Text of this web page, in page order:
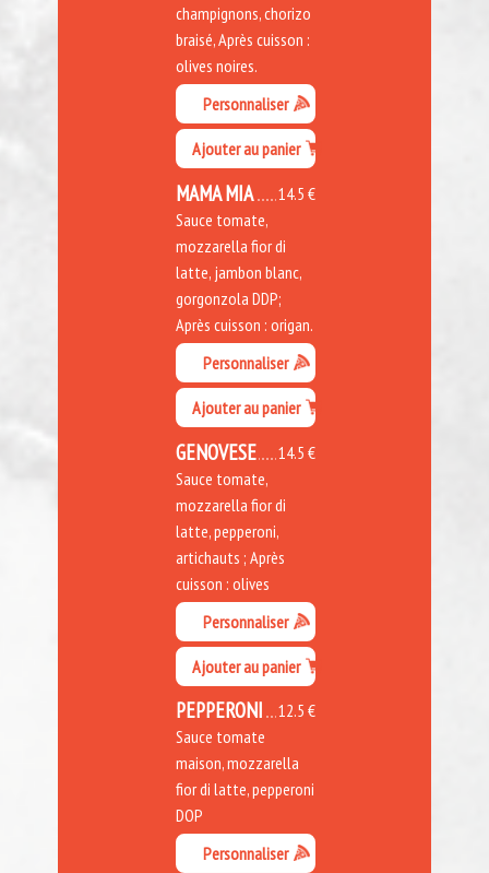
champignons, chorizo
braisé, Après cuisson :
olives noires.
Personnaliser
Ajouter au panier
14.5 €
MAMA MIA
Sauce tomate,
mozzarella fior di
latte, jambon blanc,
gorgonzola DDP;
Après cuisson : origan.
Personnaliser
Ajouter au panier
14.5 €
GENOVESE
Sauce tomate,
mozzarella fior di
latte, pepperoni,
artichauts ; Après
cuisson : olives
Personnaliser
Ajouter au panier
12.5 €
PEPPERONI
Sauce tomate
maison, mozzarella
fior di latte, pepperoni
DOP
Personnaliser